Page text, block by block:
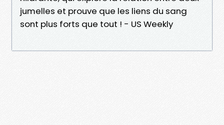
jumelles et prouve que les liens du sang
sont plus forts que tout ! - US Weekly